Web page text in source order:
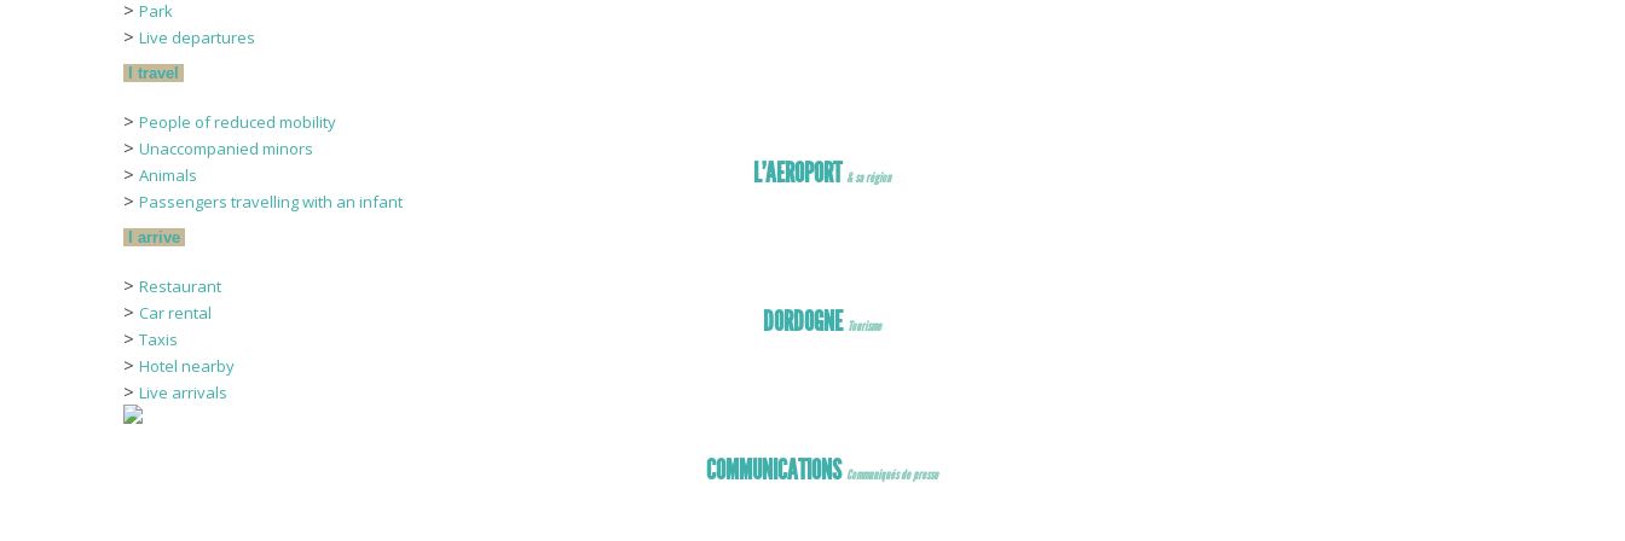
L’AEROPORT& sa région
DORDOGNE Tourisme
COMMUNICATIONS Communiqués de presse
> Park
> Live departures
I travel
> People of reduced mobility
> Unaccompanied minors
> Animals
> Passengers travelling with an infant
I arrive
> Restaurant
> Car rental
> Taxis
> Hotel nearby
> Live arrivals